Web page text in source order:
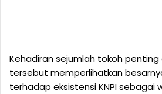
Kehadiran sejumlah tokoh
tersebut memperlihatkan
terhadap eksistensi KNPI sebagai